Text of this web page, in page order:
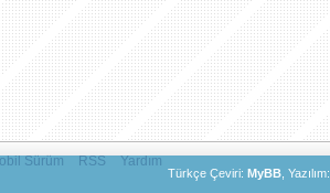
Sürüm RSS Yardım
Türkçe Çeviri: MyBB, Yazılım: